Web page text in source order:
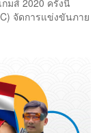
จัดการแข่งขันภาย